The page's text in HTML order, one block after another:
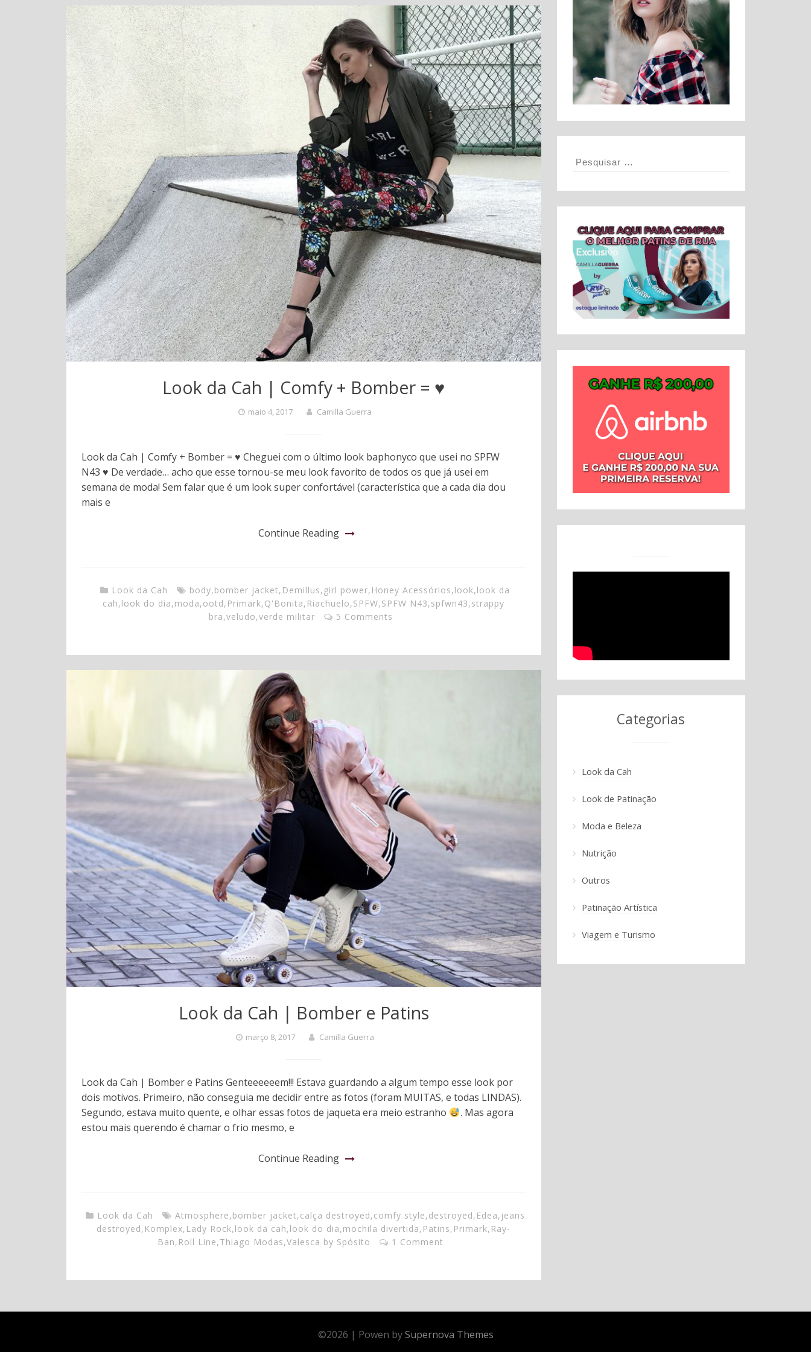
Look da Cah | Comfy + Bomber = ♥️
maio 4, 2017 Camilla Guerra
Look da Cah | Comfy + Bomber = ♥️ Cheguei com o último look baphonyco que usei no SPFW
N43 ♥️ De verdade… acho que esse tornou-se meu look favorito de todos os que já usei em
semana de moda! Sem falar que é um look super confortável (característica que a cada dia dou
mais e
Continue Reading
Look da Cah body,bomber jacket, Demillus, girl power, Honey Acessórios,look,look da
cah,look do dia,moda,ootd, Primark,Q'Bonita, Riachuelo,SPFW,SPFW N43,spfwn43,strappy
bra,veludo,verde militar 5 Comments
Look da Cah | Bomber e Patins
março 8, 2017 Camilla Guerra
Look da Cah | Bomber e Patins Genteeeeeem!!! Estava guardando a algum tempo esse look por
dois motivos. Primeiro, não conseguia me decidir entre as fotos (foram MUITAS, e todas LINDAS).
Segundo, estava muito quente, e olhar essas fotos de jaqueta era meio estranho
. Mas agora
estou mais querendo é chamar o frio mesmo, e
Continue Reading
Look da Cah Atmosphere,bomber jacket,calça destroyed,comfy style,destroyed, Edea, jeans
destroyed, Komplex, Lady Rock,look da cah,look do dia,mochila divertida, Patins, Primark, Ray-
Ban, Roll Line,Thiago Modas,Valesca by Spósito 1 Comment
Categorias
Look da Cah
Look de Patinação
Moda e Beleza
Nutrição
Outros
Patinação Artística
Viagem e Turismo
©2026 | Powen by Supernova Themes